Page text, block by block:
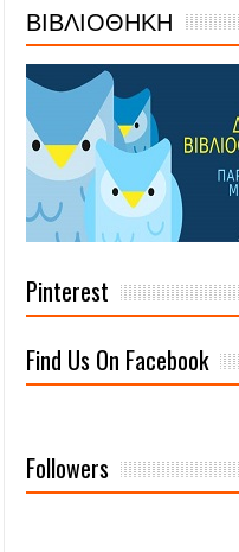
ΒΙΒΛΙΟΘΗΚΗ
Pinterest
Find Us On Facebook
Followers